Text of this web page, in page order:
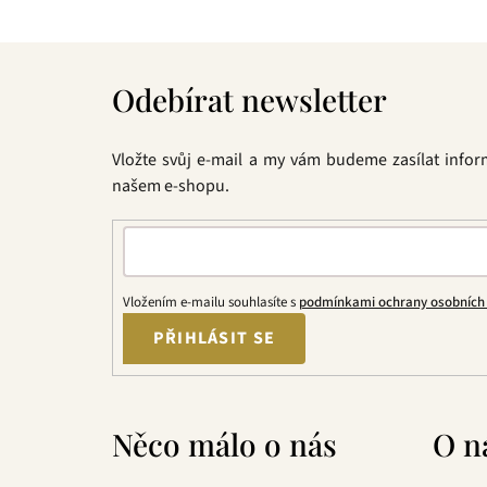
Odebírat newsletter
Vložte svůj e-mail a my vám budeme zasílat
našem e-shopu.
Vložením e-mailu souhlasíte s podmínkami ochrany
PŘIHLÁSIT SE
Něco málo o nás O